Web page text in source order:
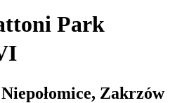
Park
Zakrzów